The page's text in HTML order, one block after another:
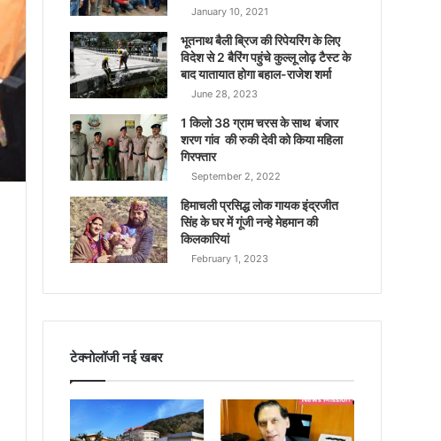
January 10, 2021
भूतनाथ बैली ब्रिज की रिपेयरिंग के लिए
विदेश से 2 बैरिंग पहुंचे कुल्लू लोढ़ टैस्ट के
बाद यातायात होगा बहाल-राजेश शर्मा
June 28, 2023
1 किलो 38 ग्राम चरस के साथ बंजार
शरण गांव की रुकी देवी को किया महिला
गिरफ्तार
September 2, 2022
हिमाचली प्रसिद्ध लोक गायक इंद्रजीत
सिंह के घर में गूंजी नन्हे मेहमान की
किलकारियां
February 1, 2023
टेक्नोलॉजी नई खबर